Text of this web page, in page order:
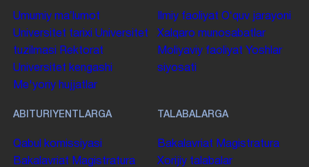
Umumiy maʼlumot
Universitet tarixi Universitet
tuzilmasi
Rektorat
Universitet kengashi
Me'yoriy hujjatlar
Ilmiy faoliyat Oʻquv jarayoni
Xalqaro munosabatlar
Moliyaviy faoliyat Yoshlar
siyosati
ABITURIYENTLARGA
Qabul komissiyasi
Bakalavriat Magistratura
TALABALARGA
Bakalavriat Magistratura
Xorijiy talabalar